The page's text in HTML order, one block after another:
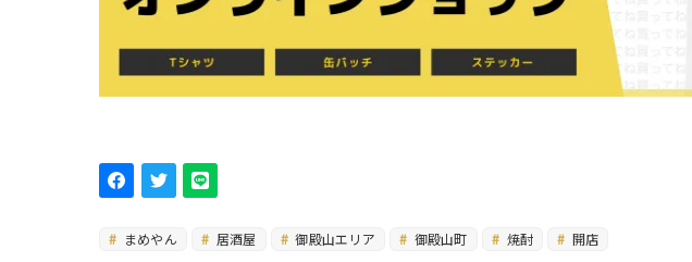
まめやん 居酒屋 御殿山エリア 御殿山町 焼酎 開店